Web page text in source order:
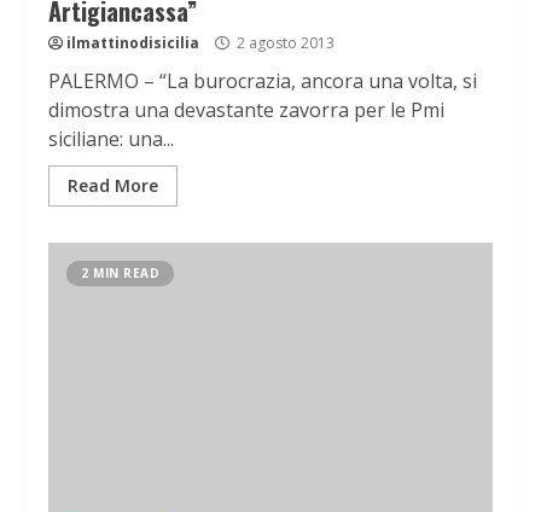
Artigiancassa”
ilmattinodisicilia 2 agosto 2013
PALERMO – “La burocrazia, ancora una volta, si
dimostra una devastante zavorra per le Pmi
siciliane: una...
Read More
2 MIN READ